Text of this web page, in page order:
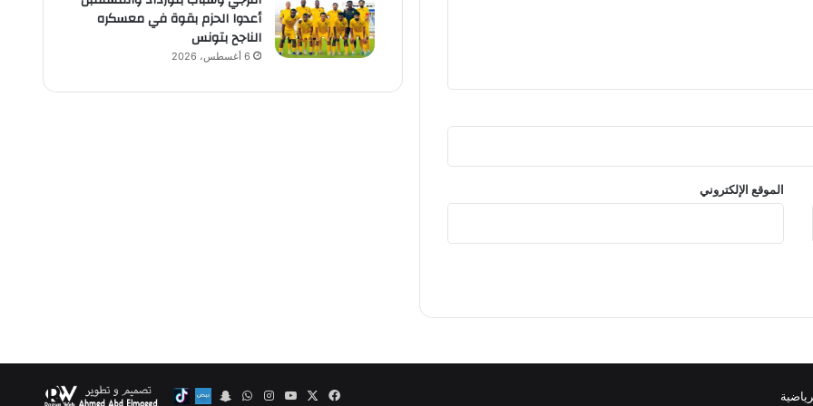
الموقع الإلكتروني
أعدوا الحزم بقوة في معسكره
الناجح بتونس
6 أغسطس، 2026
فيسبوك ‫YouTubeانستقرامواتسابSnapchat
Nabd
Tiktok